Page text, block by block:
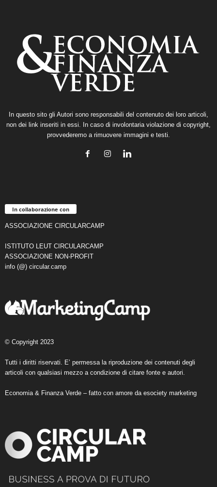
In questo sito gli Autori sono responsabili del contenuto dei loro articoli,
non dei link inseriti in essi. In caso di involontaria violazione di copyright,
provvederemo a rimuovere immagini e testi.
In collaborazione con
ASSOCIAZIONE CIRCULARCAMP
ISTITUTO LEUT CIRCULARCAMP
ASSOCIAZIONE NON-PROFIT
info (@) circular.camp
© Copyright 2023
Tutti i diritti riservati. E’ permessa la riproduzione dei contenuti degli
articoli con qualsiasi mezzo a condizione di citare fonte e autori.
Economia & Finanza Verde – fatto con amore da esociety marketing